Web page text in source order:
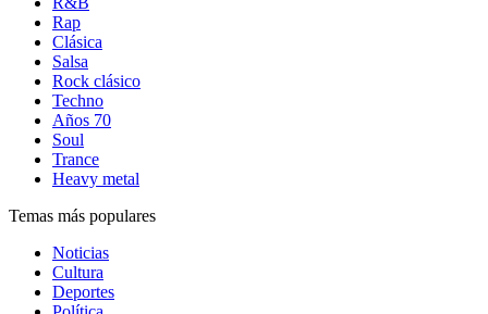
Rap
Clásica
Salsa
Rock clásico
Techno
Años 70
Soul
Trance
Heavy metal
Temas más populares
Noticias
Cultura
Deportes